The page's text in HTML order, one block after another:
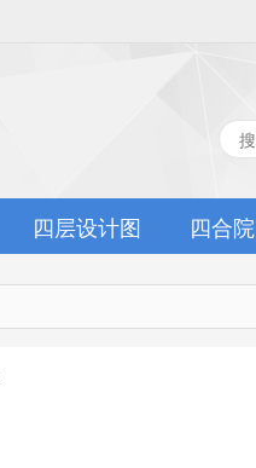
四层设计图 四合院